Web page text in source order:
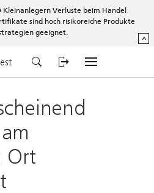
Kleinanlegern Verluste beim Handel
sind hoch risikoreiche Produkte
geeignet.
^
Ort